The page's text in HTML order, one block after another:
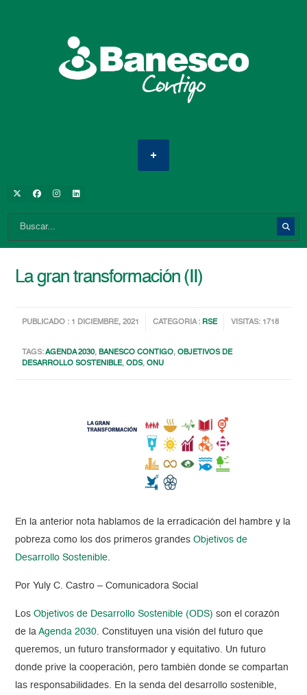
La gran transformación (II)
PUBLICADO : 1 DICIEMBRE, 2021 CATEGORIA : RSE VISITAS: 1718
TAGS:AGENDA 2030,BANESCO CONTIGO,OBJETIVOS DE
DESARROLLO SOSTENIBLE,ODS,ONU
En la anterior nota hablamos de la erradicación del hambre y la
pobreza como los dos primeros grandesObjetivos de
Desarrollo Sostenible.
Por Yuly C. Castro – Comunicadora Social
LosObjetivos de Desarrollo Sostenible (ODS) son el corazón
de laAgenda 2030. Constituyen una visión del futuro que
queremos, un futuro transformador y equitativo. Un futuro
donde prive la cooperación, pero también donde se compartan
las responsabilidades. En la senda del desarrollo sostenible,